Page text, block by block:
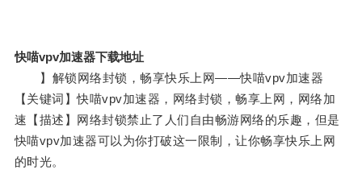
快喵vpv加速器下载地址
】解锁网络封锁，畅享快乐上网——快喵vpv加速器
【关键词】快喵vpv加速器，网络封锁，畅享上网，网络加
速【描述】网络封锁禁止了人们自由畅游网络的乐趣，但是
快喵vpv加速器可以为你打破这一限制，让你畅享快乐上网
的时光。